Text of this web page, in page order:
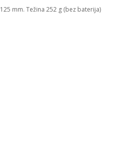
mm. Težina 252 g (bez baterija)